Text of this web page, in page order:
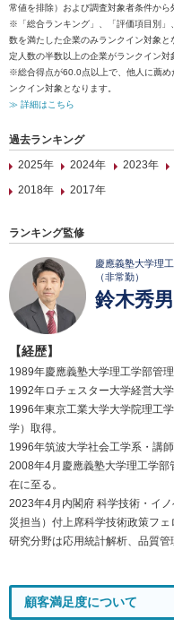
常値を排除）および調査対象者条件から
※「総合ランキング」、「評価項目別」
数を満たした企業のみランクイン対象
定人数の半数以上の企業がランクイン対
※総合得点が60.0点以上で、他人に薦め
ンクイン対象となります。
≫ 詳細はこちら
過去ランキング
2025年
2024年 2023年
2018年
2017年
ランキング監修
慶應義塾大学理
（非常勤）
鈴木秀男
【経歴】
1989年慶應義塾大学理工学部管理
1992年ロチェスター大学経営大学
1996年東京工業大学大学院理工
学）取得。
1996年筑波大学社会工学系・講
2008年4月慶應義塾大学理工学
在に至る。
2023年4月内閣府 科学技術・イ
災担当）付上席科学技術政策フェ
研究分野は応用統計解析、品質管
顧客満足度について